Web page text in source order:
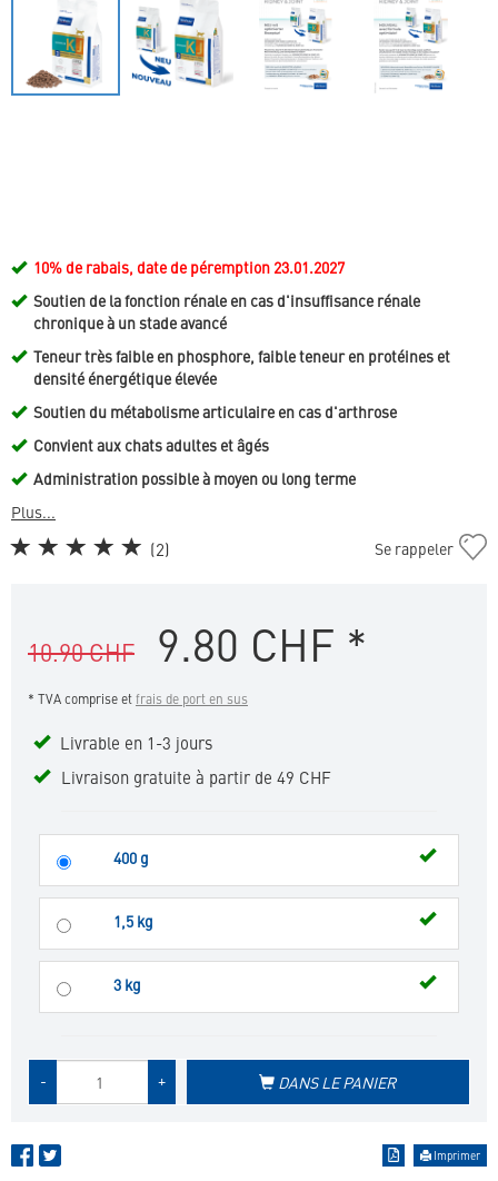
10% de rabais, date de péremption 23.01.2027
Soutien de la fonction rénale en cas d'insuffisance rénale
chronique à un stade avancé
Teneur très faible en phosphore, faible teneur en protéines et
densité énergétique élevée
Soutien du métabolisme articulaire en cas d'arthrose
Convient aux chats adultes et âgés
Administration possible à moyen ou long terme
Plus...
(2)
Ajouter
Se rappeler
10.90 CHF 9.80 CHF *
* TVA comprise etfrais de port en sus
Livrable en 1-3 jours
Livraison gratuite à partir de 49 CHF
400 g
1,5 kg
3 kg
+
- DANS LE PANIER
Imprimer